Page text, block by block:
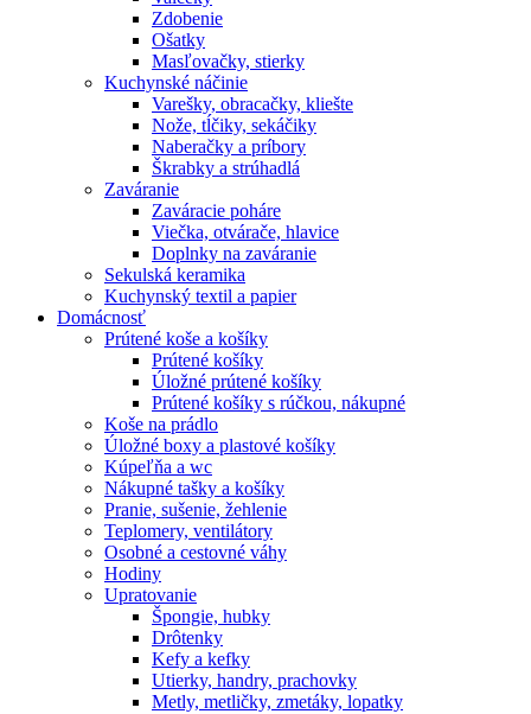
Zdobenie
Ošatky
Masľovačky, stierky
Kuchynské náčinie
Varešky, obracačky, kliešte
Nože, tĺčiky, sekáčiky
Naberačky a príbory
Škrabky a strúhadlá
Zaváranie
Zaváracie poháre
Viečka, otvárače, hlavice
Doplnky na zaváranie
Sekulská keramika
Kuchynský textil a papier
Domácnosť
Prútené koše a košíky
Prútené košíky
Úložné prútené košíky
Prútené košíky s rúčkou, nákupné
Koše na prádlo
Úložné boxy a plastové košíky
Kúpeľňa a wc
Nákupné tašky a košíky
Pranie, sušenie, žehlenie
Teplomery, ventilátory
Osobné a cestovné váhy
Hodiny
Upratovanie
Špongie, hubky
Drôtenky
Kefy a kefky
Utierky, handry, prachovky
Metly, metličky, zmetáky, lopatky